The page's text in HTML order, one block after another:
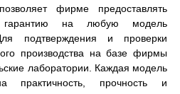
фирме предоставлять
гарантию на любую модель
подтверждения и проверки
производства на базе фирмы
лаборатории. Каждая модель
практичность, прочность и